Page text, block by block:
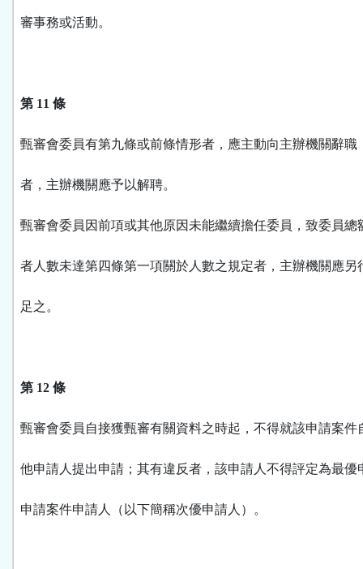
審事務或活動。
第 11 條
甄審會委員有第九條或前條情形者，應主動向主辦機關辭職
者，主辦機關應予以解聘。
甄審會委員因前項或其他原因未能繼續擔任委員，致委員總
者人數未達第四條第一項關於人數之規定者，主辦機關應另
足之。
第 12 條
甄審會委員自接獲甄審有關資料之時起，不得就該申請案件
他申請人提出申請；其有違反者，該申請人不得評定為最優
申請案件申請人（以下簡稱次優申請人）。